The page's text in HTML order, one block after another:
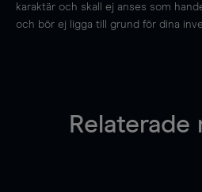
karaktär och skall ej anses som
och bör ej ligga till grund för dina